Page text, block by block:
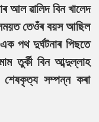
আল ৱালিদ বিন খালেদ
তেওঁৰ বয়স আছিল
পথ দুৰ্ঘটনাৰ পিছতে
তুৰ্কী বিন আব্দুল্লাহ
সম্পন্ন কৰা